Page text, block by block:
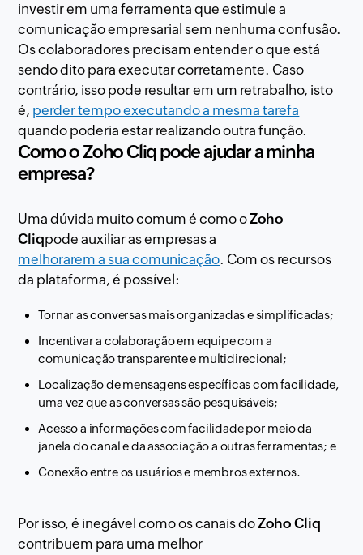
investir em uma ferramenta que estimule a
comunicação empresarial sem nenhuma confusão.
Os colaboradores precisam entender o que está
sendo dito para executar corretamente. Caso
contrário, isso pode resultar em um retrabalho, isto
é, perder tempo executando a mesma tarefa
quando poderia estar realizando outra função.
Como o Zoho Cliq pode ajudar a minha
empresa?
Uma dúvida muito comum é como oZoho
Cliqpode auxiliar as empresas a
melhorarem a sua comunicação. Com os recursos
da plataforma, é possível:
Tornar as conversas mais organizadas e simplificadas;
Incentivar a colaboração em equipe com a
comunicação transparente e multidirecional;
Localização de mensagens específicas com facilidade,
uma vez que as conversas são pesquisáveis;
Acesso a informações com facilidade por meio da
janela do canal e da associação a outras ferramentas; e
Conexão entre os usuários e membros externos.
Por isso, é inegável como os canais doZoho Cliq
contribuem para uma melhor